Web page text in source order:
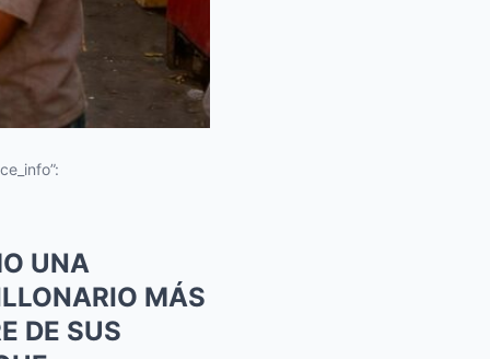
UNA
MÁS
DE SUS